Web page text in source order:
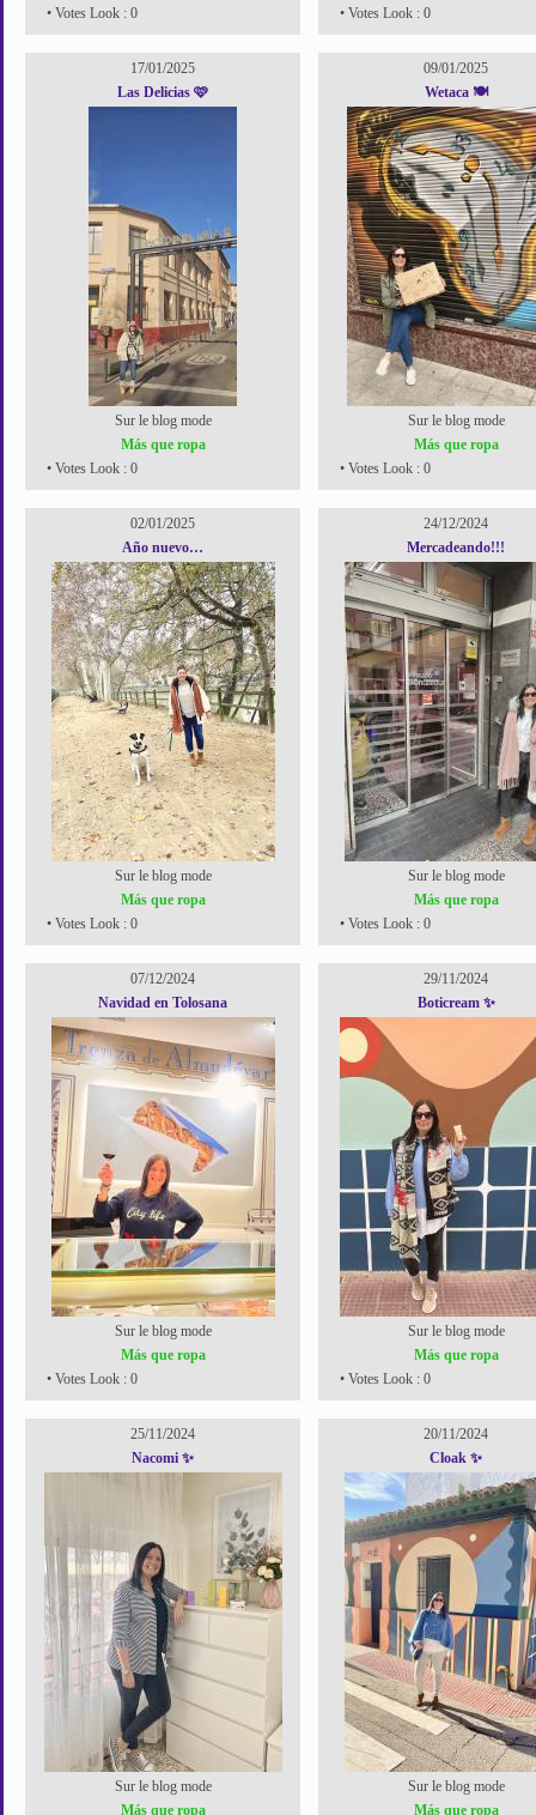
• Votes Look : 0
• Votes Look : 0
17/01/2025
Las Delicias 🩷
Sur le blog mode
Más que ropa
• Votes Look : 0
09/01/2025
Wetaca 🍽️
Sur le blog mode
Más que ropa
• Votes Look : 0
02/01/2025
Año nuevo…
Sur le blog mode
Más que ropa
• Votes Look : 0
24/12/2024
Mercadeando!!!
Sur le blog mode
Más que ropa
• Votes Look : 0
07/12/2024
Navidad en Tolosana
Sur le blog mode
Más que ropa
• Votes Look : 0
29/11/2024
Boticream ✨
Sur le blog mode
Más que ropa
• Votes Look : 0
25/11/2024
Nacomi ✨
Sur le blog mode
Más que ropa
20/11/2024
Cloak ✨
Sur le blog mode
Más que ropa